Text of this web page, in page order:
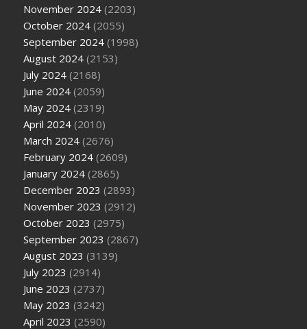
November 2024 (2203)
October 2024 (2055)
September 2024 (1998)
August 2024 (2153)
July 2024 (2168)
June 2024 (2059)
May 2024 (2319)
April 2024 (2010)
March 2024 (2676)
February 2024 (2609)
January 2024 (2865)
December 2023 (2893)
November 2023 (2912)
October 2023 (2975)
September 2023 (2867)
August 2023 (3139)
July 2023 (2914)
June 2023 (2737)
May 2023 (3242)
April 2023 (2590)